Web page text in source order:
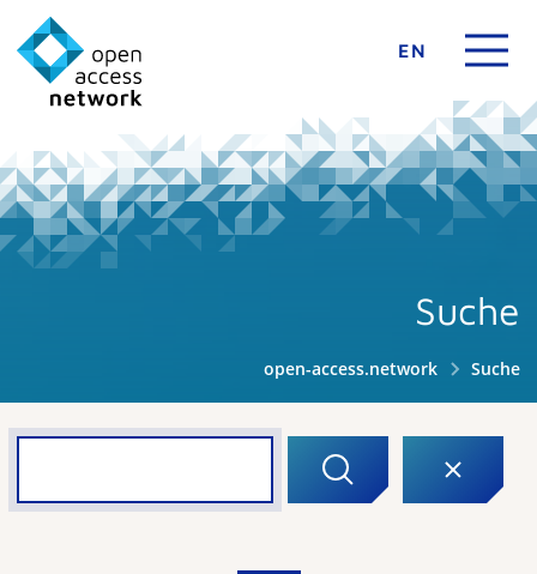
EN
Suche
open-access.network Suche